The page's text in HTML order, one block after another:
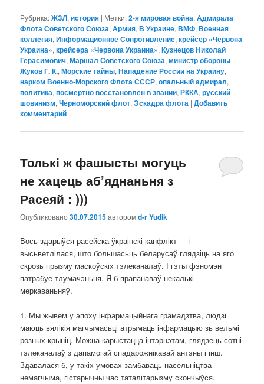
Рубрика:ЖЗЛ,история | Метки:2-я мировая война,Адмирала
Флота Советского Союза,Армия,В Украине,ВМФ,Военная
коллегия,Информационное Сопротивление,крейсер «Червона
Украина»,крейсера «Червона Украина»,Кузнецов Николай
Герасимович,Маршал Советского Союза,министр обороны
Жуков Г. К.,Морские тайны,Нападение России на Украину,
нарком Военно-Морского Флота СССР,опальный адмирал,
политика,посмертно восстановлен в звании,РККА,русский
шовинизм,Черноморский флот,Эскадра флота |Добавить
комментарий
Толькі ж фашысты могуць
не хацець аб’яднаньня з
Расеяй : )))
Опубликовано30.07.2015авторомd-r Yudik
Вось здарыўся расейска-ўкраінскі канфлікт — і
высьветлілася, што большасьць беларусаў глядзіць на яго
скрозь прызму маскоўскіх тэлеканалаў. І гэты фэномэн
патрабуе тлумачэньня. Я б прапанаваў некалькі
меркаваньняў.
1. Мы жывем у эпоху інфармацыйнага грамадзтва, людзі
маюць вялікія магчымасьці атрымаць інфармацыю зь вельмі
розных крыніц. Можна карыстацца інтэрнэтам, глядзець сотні
тэлеканалаў з дапамогай спадарожнікавай антэны і інш.
Здавалася б, у такіх умовах замбаваць насельніцтва
немагчыма, гістарычны час таталітарызму скончыўся.